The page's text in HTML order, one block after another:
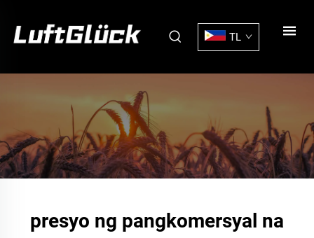
TL
presyo ng pangkomersyal na